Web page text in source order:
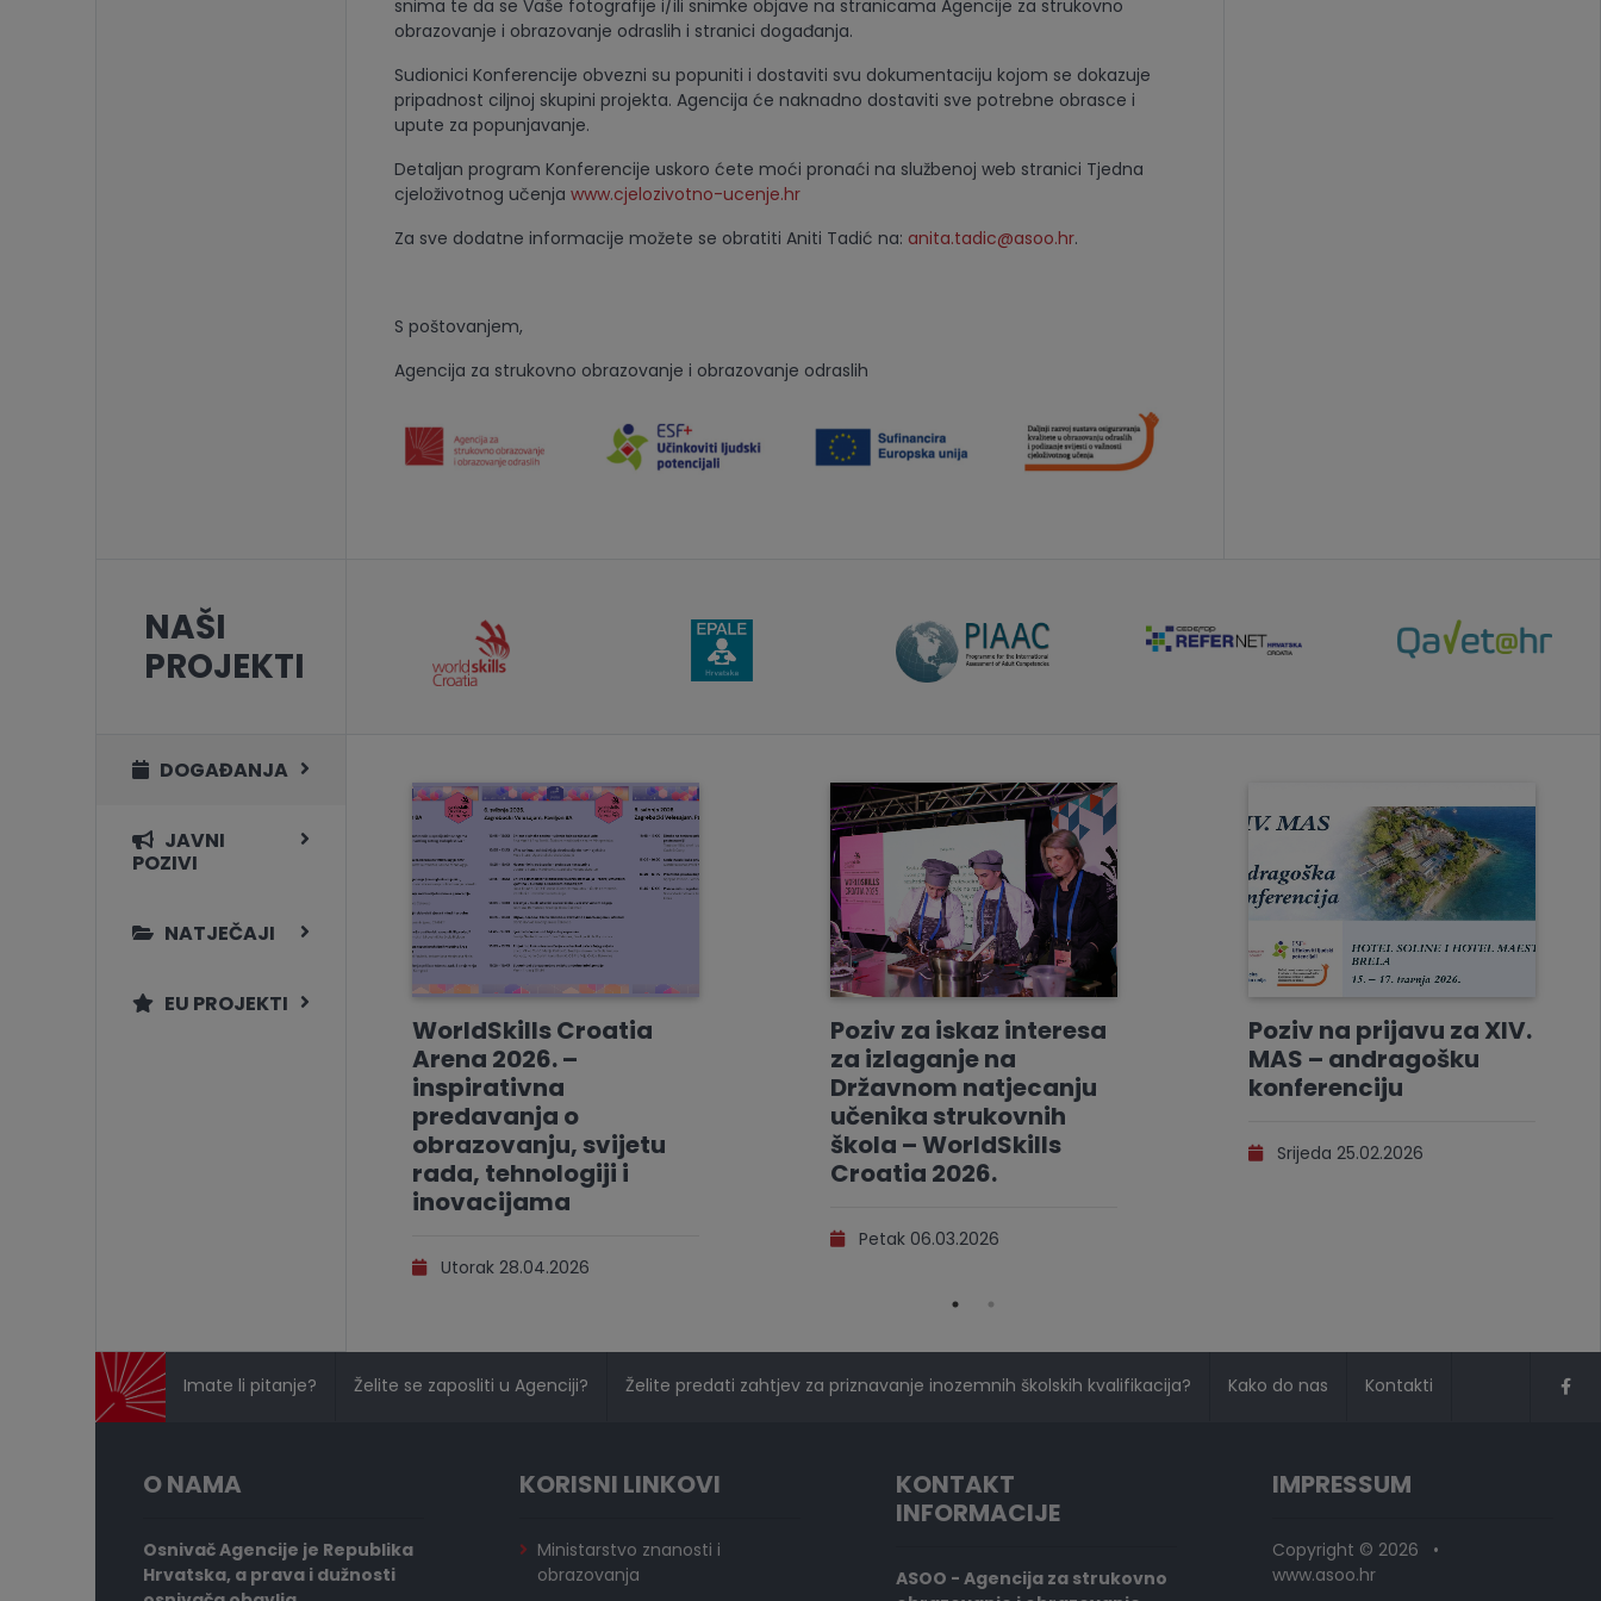
snima te da se Vaše fotografije i/ili snimke objave na stranicama Agencije za strukovno
obrazovanje i obrazovanje odraslih i stranici događanja.
Sudionici Konferencije obvezni su popuniti i dostaviti svu dokumentaciju kojom se dokazuje
pripadnost ciljnoj skupini projekta. Agencija će naknadno dostaviti sve potrebne obrasce i
upute za popunjavanje.
Detaljan program Konferencije uskoro ćete moći pronaći na službenoj web stranici Tjedna
cjeloživotnog učenja www.cjelozivotno-ucenje.hr
Za sve dodatne informacije možete se obratiti Aniti Tadić na: anita.tadic@asoo.hr.
S poštovanjem,
Agencija za strukovno obrazovanje i obrazovanje odraslih
NAŠI
PROJEKTI
DOGAĐANJA
JAVNI
POZIVI
NATJEČAJI
EU PROJEKTI
WorldSkills Croatia
Arena 2026. –
inspirativna
predavanja o
obrazovanju, svijetu
rada, tehnologiji i
inovacijama
Utorak 28.04.2026
Poziv za iskaz interesa
za izlaganje na
Državnom natjecanju
učenika strukovnih
škola – WorldSkills
Croatia 2026.
Petak 06.03.2026
Poziv na prijavu za XIV.
MAS – andragošku
konferenciju
Srijeda 25.02.2026
Imate li pitanje? Želite se zaposliti u Agenciji? Želite predati zahtjev za priznavanje inozemnih školskih kvalifikacija? Kako do nas Kontakti
O NAMA
Osnivač Agencije je Republika
Hrvatska, a prava i dužnosti
KORISNI LINKOVI
Ministarstvo znanosti i
obrazovanja
KONTAKT
INFORMACIJE
ASOO - Agencija za strukovno
IMPRESSUM
Copyright © 2026 •
www.asoo.hr